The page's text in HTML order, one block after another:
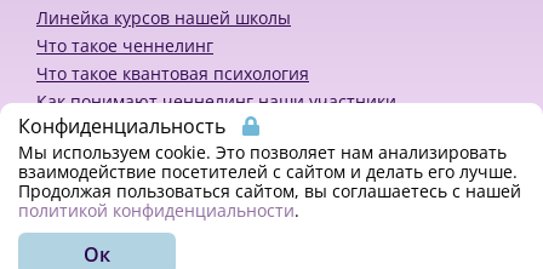
Линейка курсов нашей школы
Что такое ченнелинг
Что такое квантовая психология
Как понимают ченнелинг наши участники
Политика конфиденциальности
Закажи ченнелинг
Конфиденциальность
Мы используем cookie. Это позволяет нам анализировать
взаимодействие посетителей с сайтом и делать его лучше.
Продолжая пользоваться сайтом, вы соглашаетесь с нашей
политикой конфиденциальности.
Ок